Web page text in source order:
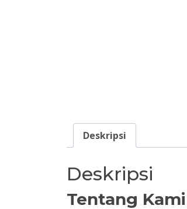
Deskripsi
Deskripsi
Tentang Kami